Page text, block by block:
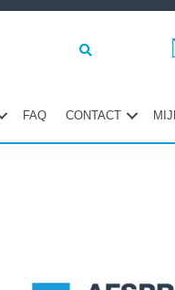
FAQ CONTACT